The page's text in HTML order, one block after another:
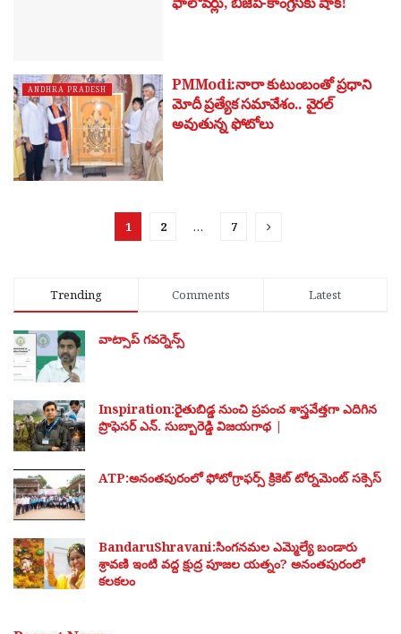
ANDHRA PRADESH
PMModi:నారా కుటుంబంతో ప్రధాని
మోదీ ప్రత్యేక సమావేశం.. వైరల్
అవుతున్న ఫోటోలు
1 2 … 7
Trending Comments Latest
వాట్సాప్ గవర్నెన్స్
Inspiration:రైతుబిడ్డ నుంచి ప్రపంచ శాస్త్రవేత్తగా ఎదిగిన
ప్రొఫెసర్ ఎన్. సుబ్బారెడ్డి విజయగాథ |
ATP:అనంతపురంలో ఫోటోగ్రాఫర్స్ క్రికెట్ టోర్నమెంట్ సక్సెస్
BandaruShravani:సింగనమల ఎమ్మెల్యే బండారు
శ్రావణి ఇంటి వద్ద క్షుద్ర పూజల యత్నం? అనంతపురంలో
కలకలం